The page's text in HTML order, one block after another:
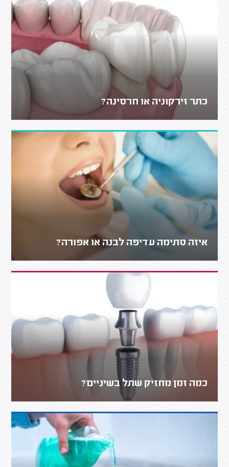
כתר זירקוניה או חרסינה?
איזה סתימה עדיפה לבנה או אפורה?
כמה זמן מחזיק שתל בשיניים?